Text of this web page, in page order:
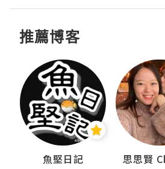
推薦博客
魚堅日記